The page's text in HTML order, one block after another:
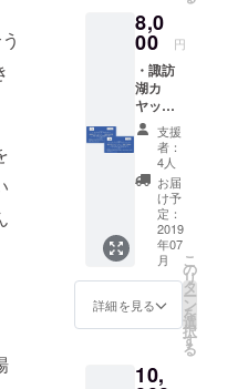
想いを力
に、思い
切って会社
を退職。
長野県にU
ターン。
その後につ
いては本文
にてご説明
8,0
00 円
・諏訪
湖カ
ヤック
ツアー
ご招待
ペアチ
ケット
・お礼
支援
者：
4人
お届
け予
定：
2019
年07
月
詳細を見る
こ
の
リ
タ
ー
ン
を
選
択
す
る
10,